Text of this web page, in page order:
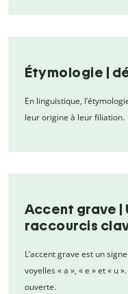
Étymologie |
En linguistique,
leur origine à leur filiation.
Accent grave |
raccourcis
L’accent grave est un
voyelles « a », « e » et « u
ouverte.